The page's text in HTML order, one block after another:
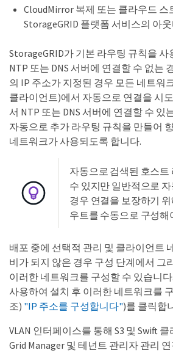
CloudMirror 복제 또는 클라우드 스
StorageGRID 플랫폼 서비스의 아
StorageGRID가 기본 라우팅 규칙을
NTP 또는 DNS 서버에 연결할 수 없는
의 IP 주소가 지정된 경우 모든 네트워
클라이언트)에서 자동으로 연결을 시
서 NTP 또는 DNS 서버에 연결할 수 있
자동으로 추가 라우팅 규칙을 만들어
네트워크가 사용되도록 합니다.
자동으로 검색된 호스트
수 있지만 일반적으로
경우 연결을 보장하기 위
우트를 수동으로 구성해
배포 중에 선택적 관리 및 클라이언트
비가 되지 않은 경우 구성 단계에서 그
이러한 네트워크를 구성할 수 있습니
사용하여 설치 후 이러한 네트워크를
조) "IP 주소를 구성합니다")를 클릭합
VLAN 인터페이스를 통해 S3 및 Swift
Grid Manager 및 테넌트 관리자 관리